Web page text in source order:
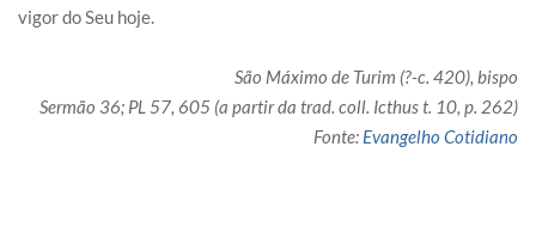
vigor do Seu hoje.
São Máximo de Turim (?-c. 420), bispo
Sermão 36; PL 57, 605 (a partir da trad. coll. Icthus t. 10, p. 262)
Fonte: Evangelho Cotidiano